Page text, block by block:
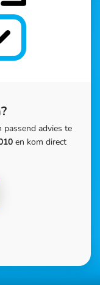
passend advies te
en kom direct